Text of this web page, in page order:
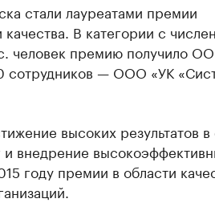
стали лауреатами премии
В категории с
человек премию получило
сотрудников — ООО «УК
высоких результатов в
и внедрение
году премии в области